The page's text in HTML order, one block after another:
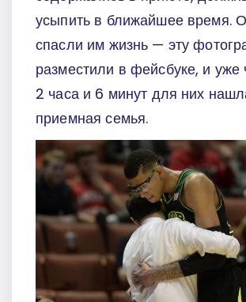
усыпить в ближайшее время.
спасли им жизнь — эту
разместили в фейсбуке, и уже
2 часа и 6 минут для них
приемная семья.